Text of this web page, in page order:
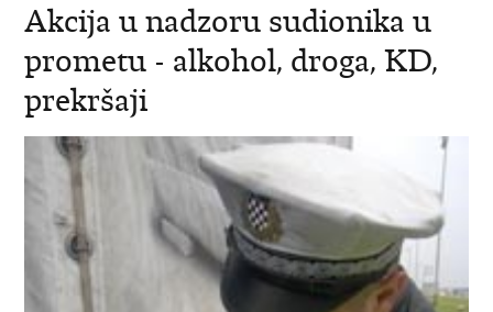
Akcija u nadzoru sudionika u
prometu - alkohol, droga, KD,
prekršaji